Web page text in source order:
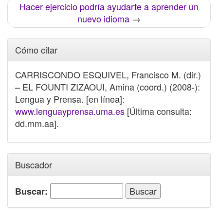
Hacer ejercicio podría ayudarte a aprender un
nuevo idioma →
Cómo citar
CARRISCONDO ESQUIVEL, Francisco M. (dir.)
– EL FOUNTI ZIZAOUI, Amina (coord.) (2008-):
Lengua y Prensa. [en línea]:
www.lenguayprensa.uma.es [Última consulta:
dd.mm.aa].
Buscador
Buscar: